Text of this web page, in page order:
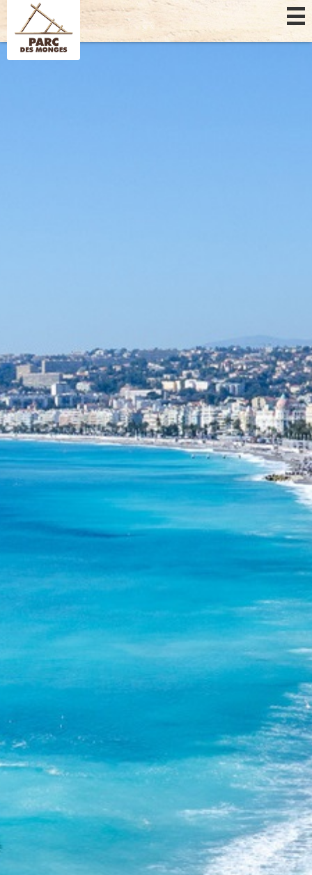
Panel pro správu cookies